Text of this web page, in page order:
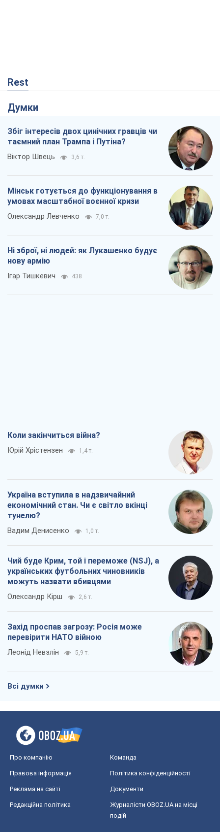
Rest
Думки
Збіг інтересів двох цинічних гравців чи
таємний план Трампа і Путіна?
Віктор Швець 3,6 т.
Мінськ готується до функціонування в
умовах масштабної воєнної кризи
Олександр Левченко 7,0 т.
Ні зброї, ні людей: як Лукашенко будує
нову армію
Ігар Тишкевич 438
Коли закінчиться війна?
Юрій Хрістензен 1,4 т.
Україна вступила в надзвичайний
економічний стан. Чи є світло вкінці
тунелю?
Вадим Денисенко 1,0 т.
Чий буде Крим, той і переможе (NSJ), а
українських футбольних чиновників
можуть назвати вбивцями
Олександр Кірш 2,6 т.
Захід проспав загрозу: Росія може
перевірити НАТО війною
Леонід Невзлін 5,9 т.
Всі думки
Про компанію Команда
Правова інформація Політика конфіденційності
Реклама на сайті Документи
Редакційна політика
Журналісти OBOZ.UA на місці
подій